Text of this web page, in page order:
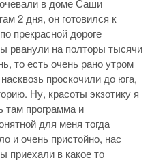
в доме Саши
2 дня, он готовился к
прекрасной дороге
рванули на полторы тысячи
то есть очень рано утром
проскочили до юга,
Ну, красоты экзотику я
там программа и
для меня тогда
и очень пристойно, нас
приехали в какое то